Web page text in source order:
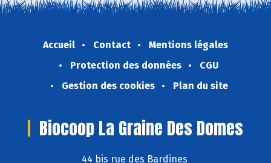
Accueil Contact
Mentions légales
Protection des données
CGU
Gestion des cookies
Plan du site
Biocoop La Graine Des Domes
44 bis rue des Bardines